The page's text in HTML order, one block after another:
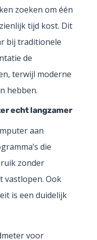
zoeken om één
tijd kost. Dit
bij traditionele
de
terwijl moderne
hebben.
echt langzamer
aan
die
zonder
vastlopen. Ook
is een duidelijk
voor